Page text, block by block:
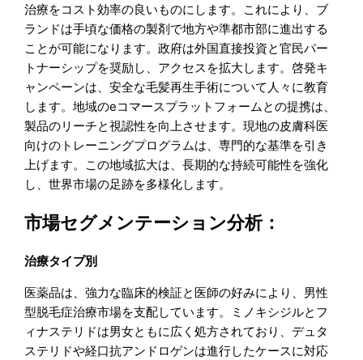
治療をコスト効率の良いものにします。これにより、ブ
ランドは手頃な価格の製剤で地方や準都市部に進出する
ことが可能になります。政府は外国直接投資と官民パー
トナーシップを奨励し、アクセスを拡大します。啓発キ
ャンペーンは、安全な毛髪再生手術について人々に教育
します。地域のeコマースプラットフォームとの提携は、
製品のリーチと視認性を向上させます。現地の皮膚科医
向けのトレーニングプログラムは、専門的な基準を引き
上げます。この地域拡大は、長期的な持続可能性を強化
し、世界市場の足跡を多様化します。
市場セグメンテーション分析：
治療タイプ別
医薬品は、強力な臨床的検証と医師の好みにより、男性
型脱毛症治療市場を支配しています。ミノキシジルとフ
ィナステリドは男女ともに広く処方されており、デュタ
ステリドや経口抗アンドロゲンは進行したケースに対応